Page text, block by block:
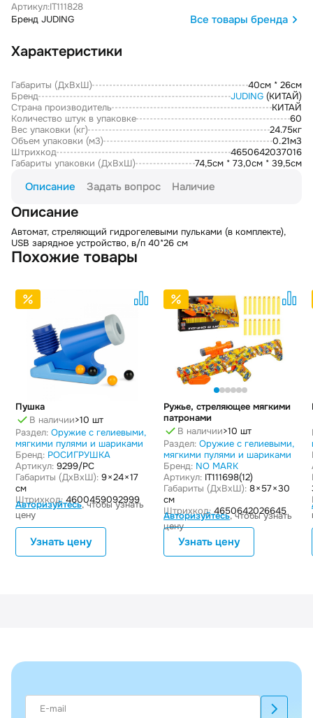
Артикул:IT111828
Бренд JUDING
Все товары бренда
Характеристики
Габариты (ДxВxШ)
40см * 26см
Бренд
JUDING (КИТАЙ)
Страна производитель
КИТАЙ
Количество штук в упаковке
60
Вес упаковки (кг)
24.75кг
Объем упаковки (м3)
0.21м3
Штрихкод
4650642037016
Габариты упаковки (ДxВxШ)
74,5см * 73,0см * 39,5см
Описание Задать вопрос Наличие
Описание
Автомат, стреляющий гидрогелевыми пульками (в комплекте),
USB зарядное устройство, в/п 40*26 см
Похожие товары
Пушка
В наличии>10 шт
Раздел: Оружие с гелиевыми,
мягкими пулями и шариками
Бренд: РОСИГРУШКА
Артикул: 9299/PC
Габариты (ДxВxШ): 9 × 24 × 17
см
Штрихкод: 4600459092999
Авторизуйтесь, чтобы узнать
цену
Узнать цену
Ружье, стреляющее мягкими
патронами
В наличии>10 шт
Раздел: Оружие с гелиевыми,
мягкими пулями и шариками
Бренд: NO MARK
Артикул: IT111698(12)
Габариты (ДxВxШ): 8 × 57 × 30
см
Штрихкод: 4650642026645
Авторизуйтесь, чтобы узнать
цену
Узнать цену